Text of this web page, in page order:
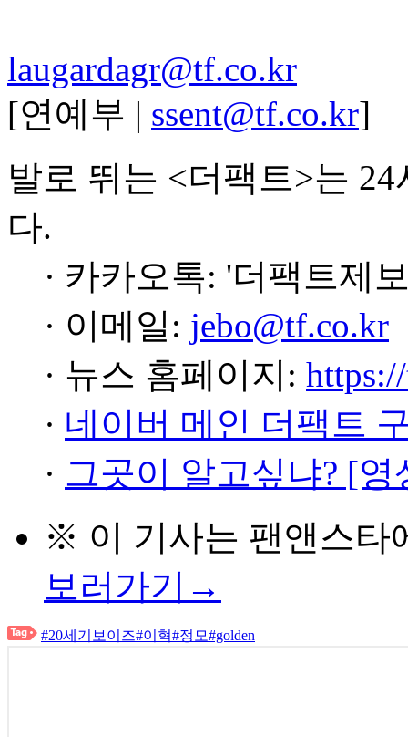
laugardagr@tf.co.kr
[연예부 | ssent@tf.co.kr]
발로 뛰는 <더팩트>는
다.
· 카카오톡: '더팩트제
· 이메일: jebo@tf.co.kr
· 뉴스 홈페이지:
· 네이버 메인 더팩트
· 그곳이 알고싶냐? [
※ 이 기사는 팬앤스타
보러가기→
#20세기보이즈#이혁#정모#golden